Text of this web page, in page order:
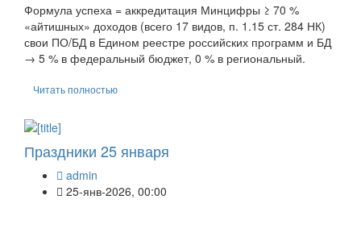
Формула успеха = аккредитация Минцифры ≥ 70 %
«айтишных» доходов (всего 17 видов, п. 1.15 ст. 284 НК)
свои ПО/БД в Едином реестре российских программ и БД
→ 5 % в федеральный бюджет, 0 % в региональный.
Читать полностью
Праздники 25 января
admin
25-янв-2026, 00:00